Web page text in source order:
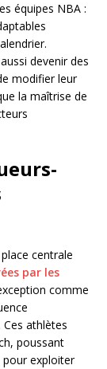
équipes NBA :
devenir des
modifier leur
la maîtrise de
centrale
par les
comme
athlètes
poussant
pour exploiter